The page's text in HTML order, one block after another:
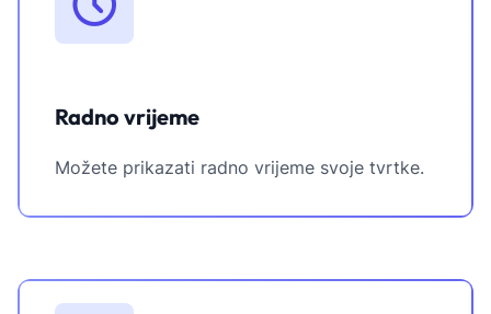
Radno vrijeme
Možete prikazati radno vrijeme svoje tvrtke.